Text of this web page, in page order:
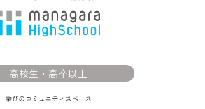
高校生・高卒以上